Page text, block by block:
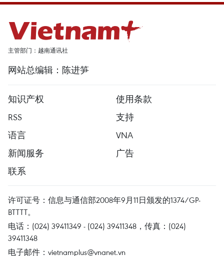
主管部门：越南通讯社
网站总编辑：陈进笋
知识产权
使用条款
RSS
支持
语言
VNA
新闻服务
广告
联系
许可证号：信息与通信部2008年9月11日颁发的1374/GP-
BTTTT。
电话：(024) 39411349 - (024) 39411348，传真：(024)
39411348
电子邮件： vietnamplus@vnanet.vn